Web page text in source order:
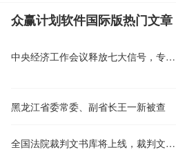
众赢计划软件国际版热门文章
中央经济工作会议释放七大信号，专家火线解读
黑龙江省委常委、副省长王一新被查
全国法院裁判文书库将上线，裁判文书公开何去何从？